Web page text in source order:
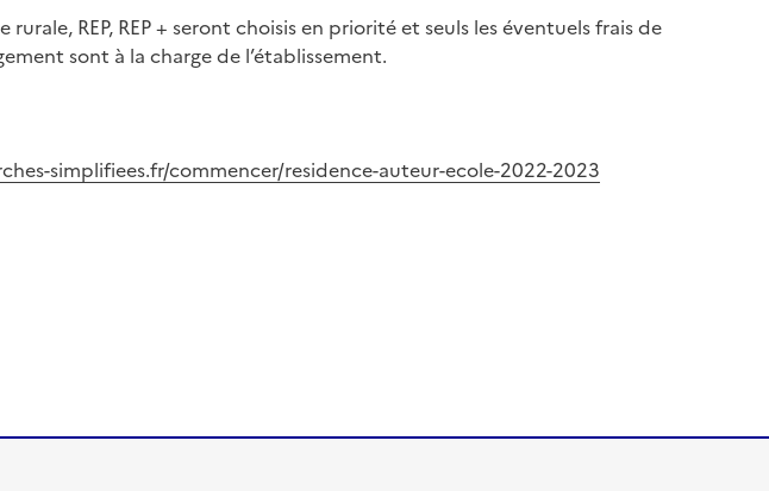
REP, REP + seront choisis en priorité et seuls les éventuels frais de
sont à la charge de l’établissement.
simplifiees.fr/commencer/residence-auteur-ecole-2022-2023